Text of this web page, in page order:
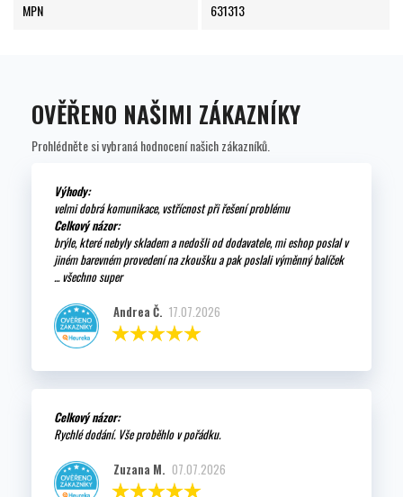
MPN 631313
OVĚŘENO NAŠIMI ZÁKAZNÍKY
Prohlédněte si vybraná hodnocení našich zákazníků.
Výhody:
velmi dobrá komunikace, vstřícnost při řešení problému
Celkový názor:
brýle, které nebyly skladem a nedošli od dodavatele, mi eshop poslal v
jiném barevném provedení na zkoušku a pak poslali výměnný balíček
... všechno super
Andrea Č. 17.07.2026
Celkový názor:
Rychlé dodání. Vše proběhlo v pořádku.
Zuzana M. 07.07.2026